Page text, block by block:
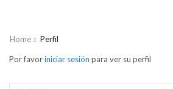
Home Perfil
Por favoriniciar sesión para ver su perfil